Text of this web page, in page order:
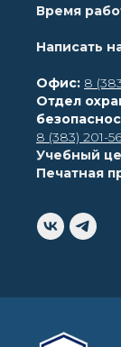
Время
Написать
Офис: 8
Отдел
8 (383) 201-
Учебный
Печатная